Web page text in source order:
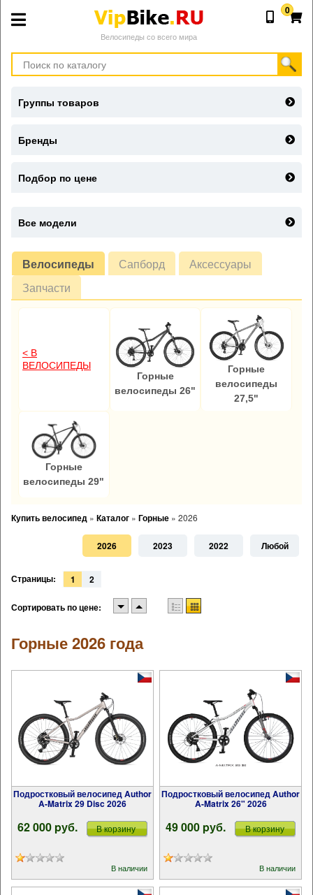
Велосипеды со всего мира
0
Велосипеды Сапборд
Аксессуары
Запчасти
< В
ВЕЛОСИПЕДЫ
Горные
велосипеды 26"
Горные
велосипеды
27,5"
Горные
велосипеды 29"
Купить велосипед » Каталог » Горные » 2026
2026 2023 2022 Любой
Страницы: 1 2
Сортировать по цене:
Горные 2026 года
Подростковый велосипед Author
A-Matrix 29 Disc 2026
62 000 pуб. В корзину
В наличии
Подростковый велосипед Author
A-Matrix 26" 2026
49 000 pуб. В корзину
В наличии
Группы товаров
Бренды
Подбор по цене
Все модели